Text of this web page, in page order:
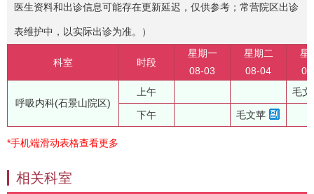
医生资料和出诊信息可能存在更新延迟，仅供参考；常营院区出诊
表维护中，以实际出诊为准。）
科室 时段
星期一
08-03
星期二
08-04
星
呼吸内科(石景山院区)
上午 毛
下午 毛文苹
*手机端滑动表格查看更多
相关科室